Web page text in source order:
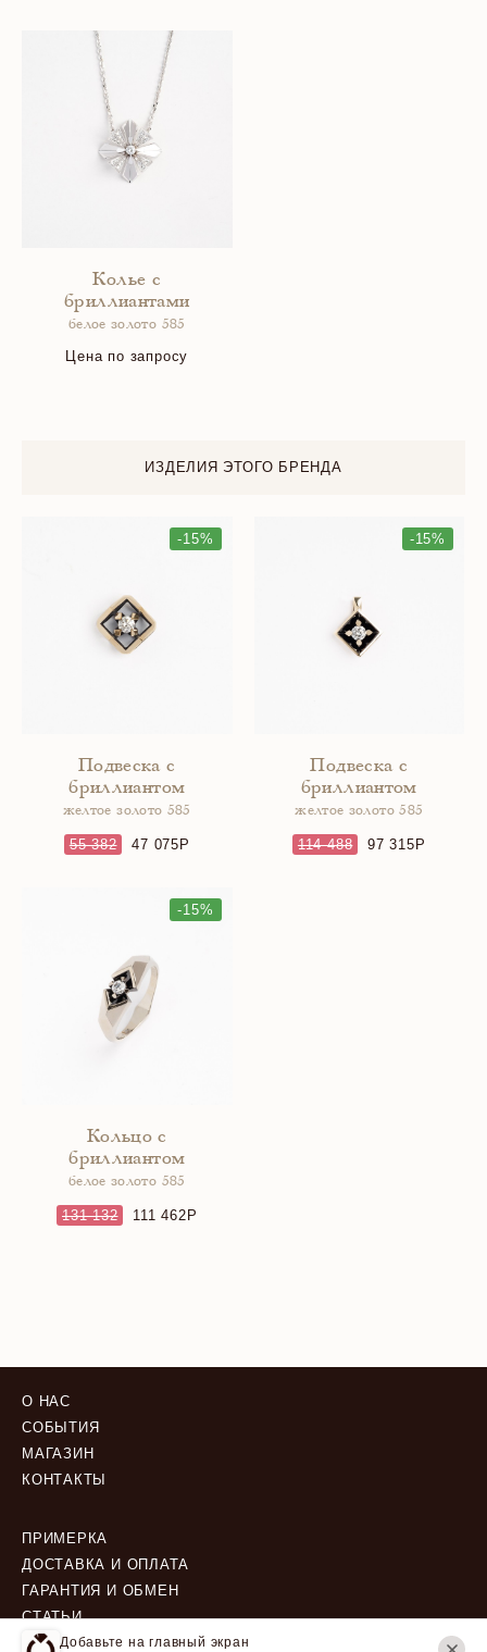
Добавьте на главный экран
Колье с
бриллиантами
белое золото 585
Цена по запросу
ИЗДЕЛИЯ ЭТОГО БРЕНДА
-15%
Подвеска с
бриллиантом
желтое золото 585
55 382 47 075
-15%
Подвеска с
бриллиантом
желтое золото 585
114 488 97 315
-15%
Кольцо с
бриллиантом
белое золото 585
131 132 111 462
О НАС
СОБЫТИЯ
МАГАЗИН
КОНТАКТЫ
ПРИМЕРКА
ДОСТАВКА И ОПЛАТА
ГАРАНТИЯ И ОБМЕН
СТАТЬИ